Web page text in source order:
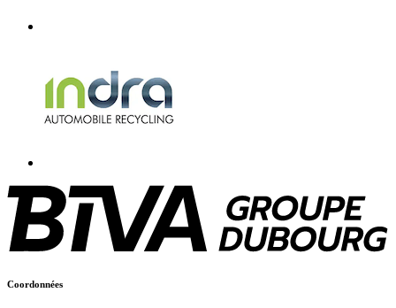
Coordonnées